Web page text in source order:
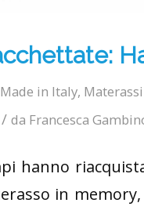
in Italy,
/ da Francesca
hanno
in